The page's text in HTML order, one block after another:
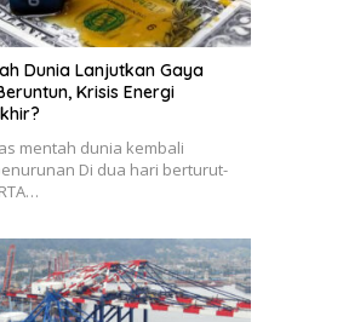
Dunia Lanjutkan Gaya
Krisis Energi
mentah dunia kembali
Di dua hari berturut-